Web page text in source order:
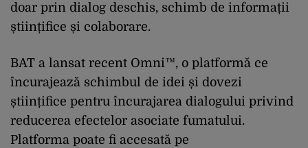
doar prin dialog deschis, schimb de informații
științifice și colaborare.
BAT a lansat recent Omni™, o platformă ce
încurajează schimbul de idei și dovezi
științifice pentru încurajarea dialogului privind
reducerea efectelor asociate fumatului.
Platforma poate fi accesată pe